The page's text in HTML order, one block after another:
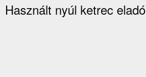
Használt nyúl ketrec eladó